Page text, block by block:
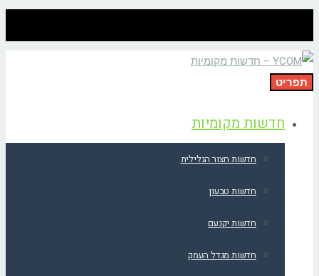
תפריט
חדשות מקומיות
חדשות חצור הגלילית
חדשות טבעון
חדשות יקנעם
חדשות מגדל העמק